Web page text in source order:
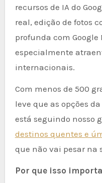
recursos de IA do
real, edição de fotos
profunda com
especialmente
internacionais.
Com menos de 500
leve que as opções
está seguindo nosso
destinos quentes e
que não vai pesar na
Por que isso